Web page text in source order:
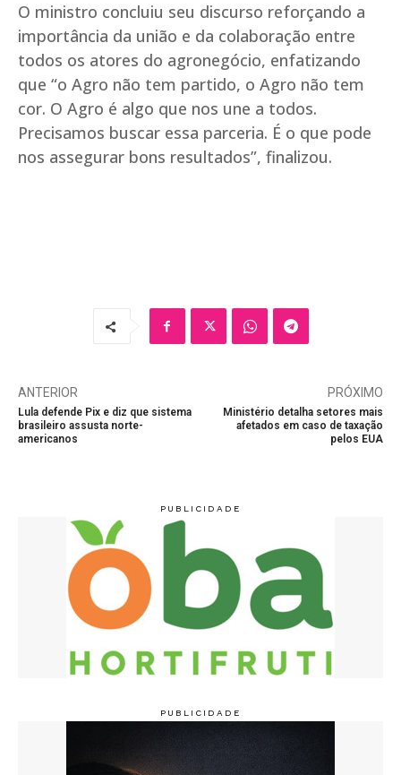
O ministro concluiu seu discurso reforçando a
importância da união e da colaboração entre
todos os atores do agronegócio, enfatizando
que “o Agro não tem partido, o Agro não tem
cor. O Agro é algo que nos une a todos.
Precisamos buscar essa parceria. É o que pode
nos assegurar bons resultados”, finalizou.
ANTERIOR
Lula defende Pix e diz que sistema
brasileiro assusta norte-
americanos
PRÓXIMO
Ministério detalha setores mais
afetados em caso de taxação
pelos EUA